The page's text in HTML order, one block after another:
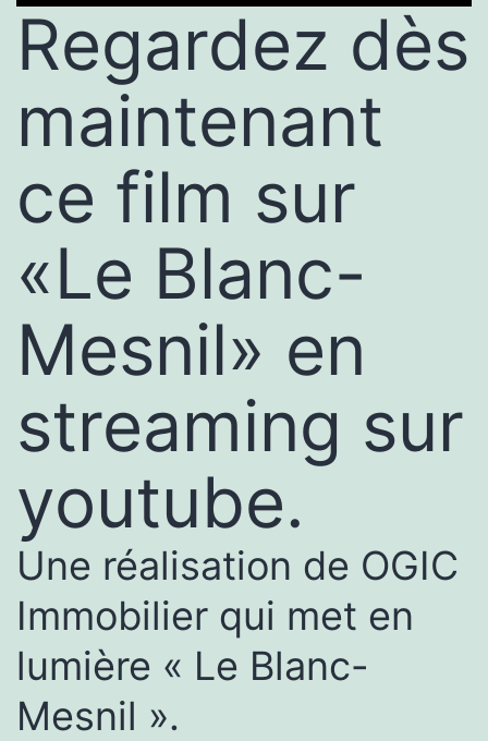
Regardez dès
maintenant
ce film sur
«Le Blanc-
Mesnil» en
streaming sur
youtube.
Une réalisation de OGIC
Immobilier qui met en
lumière « Le Blanc-
Mesnil ».